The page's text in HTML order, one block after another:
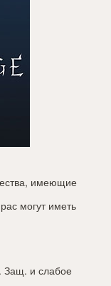
имеющие
могут иметь
Защ. и слабое